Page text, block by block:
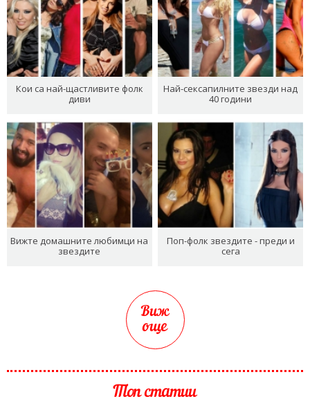
Кои са най-щастливите фолк
диви
Най-сексапилните звезди над
40 години
Вижте домашните любимци на
звездите
Поп-фолк звездите - преди и
сега
Виж
още
Топ статии